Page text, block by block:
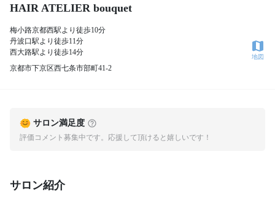
HAIR ATELIER bouquet
梅小路京都西駅より徒歩10分
丹波口駅より徒歩11分
西大路駅より徒歩14分
京都市下京区西七条市部町41-2
地図
サロン満足度
評価コメント募集中です。応援して頂けると嬉しいです！
サロン紹介